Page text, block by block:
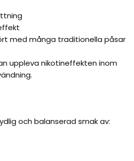
med många traditionella påsar
uppleva nikotineffekten inom
och balanserad smak av: